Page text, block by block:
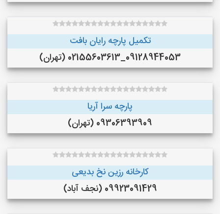
تکمیل پارچه رایان بافت
09128944053_02155603613 (تهران)
پارچه سرا آریا
09306393909 (تهران)
کارخانه رزین نخ بدیعی
09923091429 (نجف‌ آباد)